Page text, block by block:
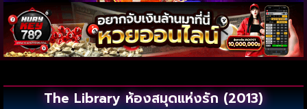
The Library ห้องสมุดแห่งรัก (2013)